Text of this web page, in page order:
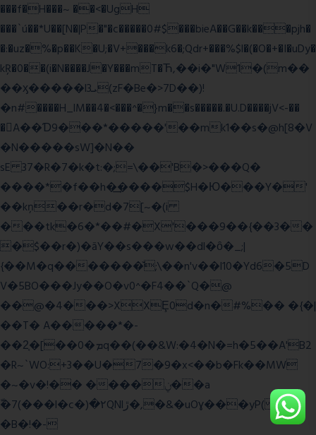
���f�H���~ ��<�UgH
���`ú��*U��[N�|P�"�c�����0#$���bieA��G��k���pjh�
�:�uz�%�p��K�U;�V+���k6�;Qdr+���%$l�(�O�+�I�uDy�
kŖ�0��(i�N����J�Y���mT�Ћ,��i�"W1�(m��
��ӽ�����l3ܝ(zF�Be�>7D��)!
�n#����H_lM��4�<���^�}m��s�����.�U.D����jV<-��
�A��Ɗ9���*�����'��mk1��s�@h[8�V
�N�����sW]�N��
sE 37�R�7�k�t:�;=\��'B�>���Q�
����*�f��h�͢����$H�Ю���Y�'
��kņ��r�d�7[~�(i
���tk�6�*��#�X'���9��{��3��
�$��r�)�āY��s���w��dl�ȏ�_;|
{��M�q�������̆;\��n'v��l10�Yd6�5D
V�5BO���Jy��O�v0^�F4��`Q�@
��@�4���>XXȨ0d�n�#%�� �{�|
��T� A�����*�-
��2͔�[��0�ܡq��(��&W:�4�N�=h�5��A'B2
�R~`WO:+3��U�7�9�x<��b�Fk��MW
�~�v�!�� ����ݧ��a
ّ�7(���l�c�)�۲QNlڙ�,�&�uOɣ���yP( z�D|
�B�!�-